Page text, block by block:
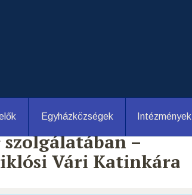
Egyházközségek Intézmények
–
Vári Katinkára